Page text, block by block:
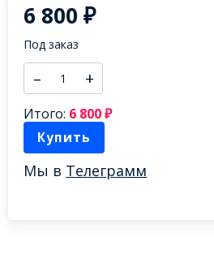
6 800₽
Под заказ
– +
Итого: 6 800₽
Купить
Мы в Телеграмм